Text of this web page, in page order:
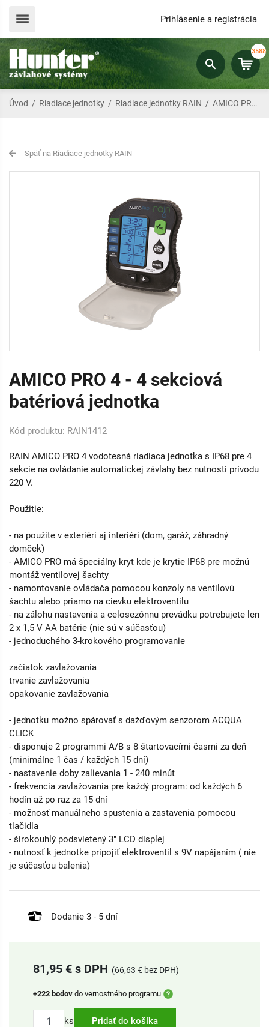
Prihlásenie a registrácia
3588
Úvod / Riadiace jednotky / Riadiace jednotky RAIN / AMICO PRO 4 - 4 sekciová batériová jednotka
Späť na Riadiace jednotky RAIN
AMICO PRO 4 - 4 sekciová
batériová jednotka
Kód produktu: RAIN1412
RAIN AMICO PRO 4 vodotesná riadiaca jednotka s IP68 pre 4
sekcie na ovládanie automatickej závlahy bez nutnosti prívodu
220 V.
Použitie:
- na použite v exteriéri aj interiéri (dom, garáž, záhradný
domček)
- AMICO PRO má špeciálny kryt kde je krytie IP68 pre možnú
montáž ventilovej šachty
- namontovanie ovládača pomocou konzoly na ventilovú
šachtu alebo priamo na cievku elektroventilu
- na zálohu nastavenia a celosezónnu prevádku potrebujete len
2 x 1,5 V AA batérie (nie sú v súčasťou)
- jednoduchého 3-krokového programovanie
začiatok zavlažovania
trvanie zavlažovania
opakovanie zavlažovania
- jednotku možno spárovať s dažďovým senzorom ACQUA
CLICK
- disponuje 2 programmi A/B s 8 štartovacími časmi za deň
(minimálne 1 čas / každých 15 dní)
- nastavenie doby zalievania 1 - 240 minút
- frekvencia zavlažovania pre každý program: od každých 6
hodín až po raz za 15 dní
- možnosť manuálneho spustenia a zastavenia pomocou
tlačidla
- širokouhlý podsvietený 3" LCD displej
- nutnosť k jednotke pripojiť elektroventil s 9V napájaním ( nie
je súčasťou balenia)
Dodanie 3 - 5 dní
81,95 € s DPH (66,63 € bez DPH)
+222 bodov do vernostného programu
ks Pridať do košíka